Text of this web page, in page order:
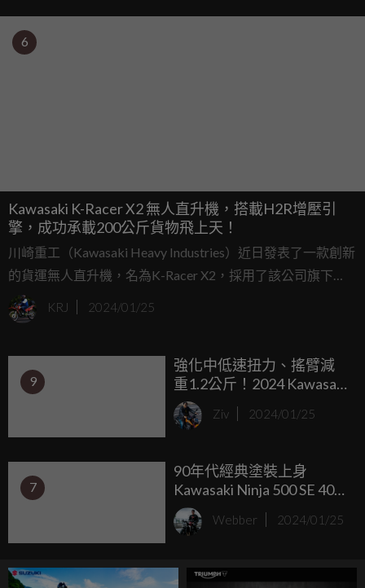
6
Kawasaki K-Racer X2 無人直升機，搭載H2R增壓引
擎，成功承載200公斤貨物飛上天！
川崎重工（Kawasaki Heavy Industries）近日發表了一款創新
的貨運無人直升機，名為K-Racer X2，採用了該公司旗下
H2R超級摩托車的渦輪增壓發動機，具有驚人的300馬力輸
出。這款無人直升機體積如小型汽車，卻能在空中運送高達
KRJ 2024/01/25
9
強化中低速扭力、搖臂減
重1.2公斤！2024 Kawasaki
KLX230 S/KLX230 SM 北美
發表
Ziv 2024/01/25
7
90年代經典塗裝上身
Kawasaki Ninja 500 SE 40周
年紀念配色北美登場，這
不是全家便利商店特仕
Webber 2024/01/25